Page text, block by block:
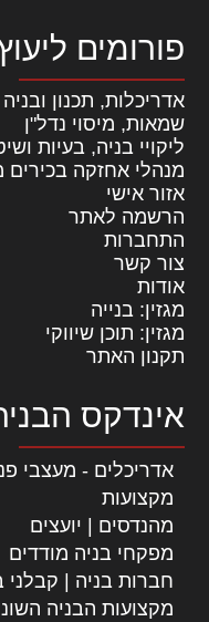
פורומים
אדריכלות, תכנון ובניה
שמאות, מיסוי נדל"ן
ליקויי בניה, בעיות
מנהלי אחזקה בכירים
אזור אישי
הרשמה לאתר
התחברות
צור קשר
אודות
מגזין: בנייה
מגזין: תוכן שיווקי
תקנון האתר
אינדקס
אדריכלים - מעצבי
מקצועות
מהנדסים | יועצים
מפקחי בניה מודדים
חברות בניה | קבלני
מקצועות הבניה